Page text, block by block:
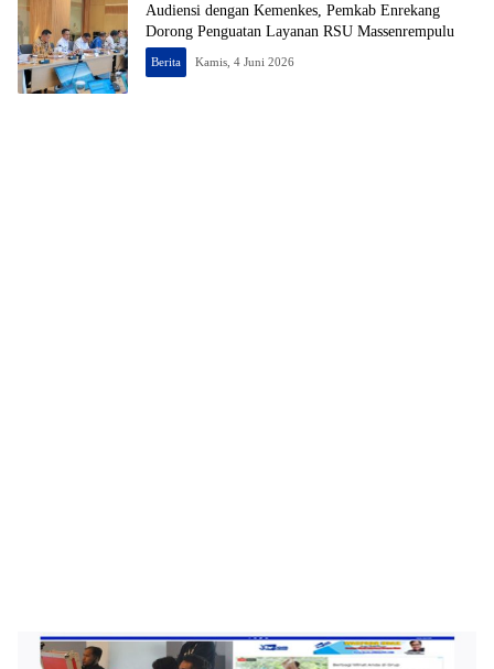
Audiensi dengan Kemenkes, Pemkab Enrekang
Dorong Penguatan Layanan RSU Massenrempulu
Berita Kamis, 4 Juni 2026